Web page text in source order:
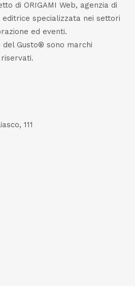
di ORIGAMI Web, agenzia di
editrice specializzata nei settori
ed eventi.
Gusto® sono marchi
111